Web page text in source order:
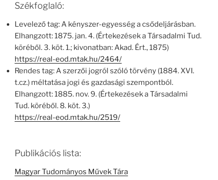
Székfoglaló:
Levelező tag: A kényszer-egyesség a csődeljárásban.
Elhangzott: 1875. jan. 4. (Értekezések a Társadalmi Tud.
köréből. 3. köt. 1.; kivonatban: Akad. Ért., 1875)
https://real-eod.mtak.hu/2464/
Rendes tag: A szerzői jogról szóló törvény (1884. XVI.
t.cz.) méltatása jogi és gazdasági szempontból.
Elhangzott: 1885. nov. 9. (Értekezések a Társadalmi
Tud. köréből. 8. köt. 3.)
https://real-eod.mtak.hu/2519/
Publikációs lista:
Magyar Tudományos Művek Tára